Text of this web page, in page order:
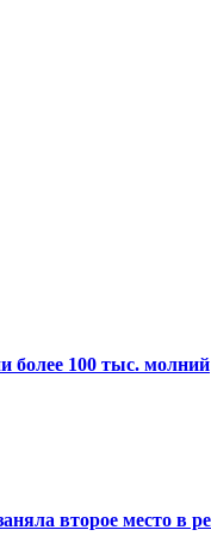
более 100 тыс. молний
второе место в